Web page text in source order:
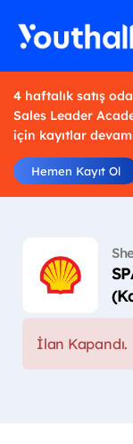
4 haftalık satış
Sales Leader
için kayıtlar
Hemen Kayıt Ol
İlan Kapandı.